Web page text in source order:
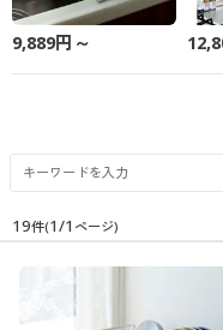
ジュニア・ティーンズ下
メンズ下着
家電
寝具・インテリア・家
寝具・ベッド
カーテン・ラグ・ファブ
美容・健康
美容・健康通販すべて
美容・健康・サプリメン
制服・スクール
制服・スクールすべて
制服・学生服
ジュニア・ティーンズ下
大きいサイズ
大きいサイズ通販すべて
大きいサイズ レディース
バーゲン
バーゲンセール
詳細検索
9,889円～
在庫 在
カテゴリ
19件(1/1 ページ)